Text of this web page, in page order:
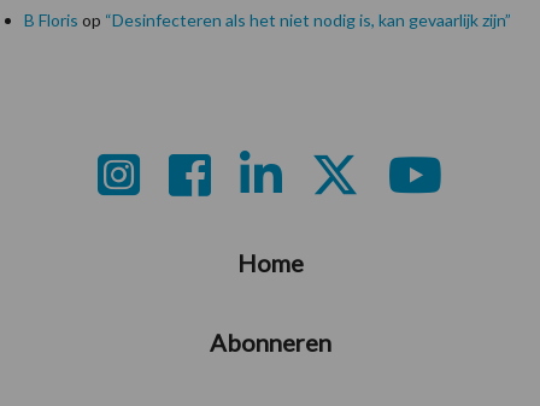
B Floris op “Desinfecteren als het niet nodig is, kan gevaarlijk zijn”
Home
Abonneren